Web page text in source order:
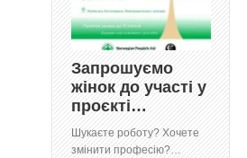
Запрошуємо
жінок до участі у
проєкті…
Шукаєте роботу? Хочете
змінити професію?…